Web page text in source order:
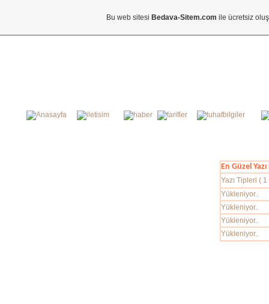
En Güzel
Yazı Tipleri ( 1
Yükleniyor..
Yükleniyor..
Yükleniyor..
Yükleniyor..
Bu web sitesi Bedava-Sitem.com ile ücretsiz